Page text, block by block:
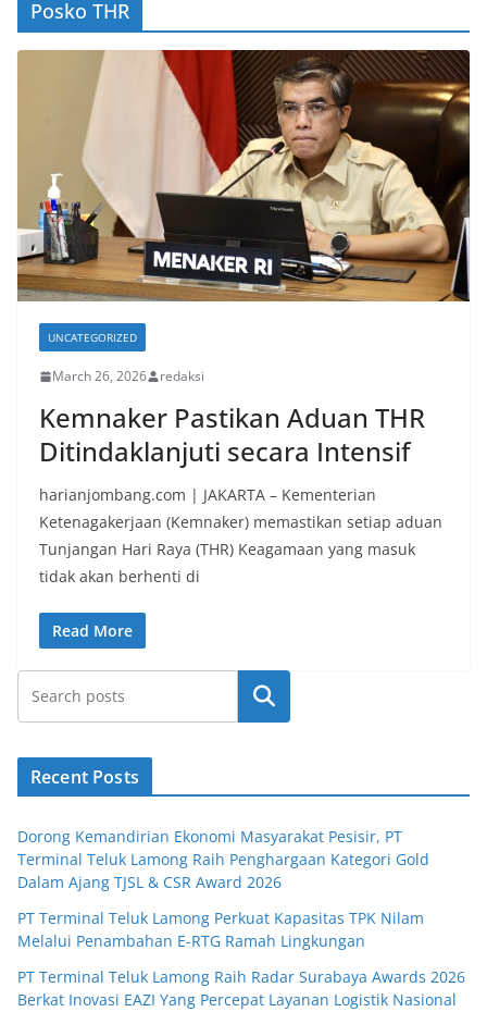
Posko THR
UNCATEGORIZED
March 26, 2026 redaksi
Kemnaker Pastikan Aduan THR
Ditindaklanjuti secara Intensif
harianjombang.com | JAKARTA – Kementerian
Ketenagakerjaan (Kemnaker) memastikan setiap aduan
Tunjangan Hari Raya (THR) Keagamaan yang masuk
tidak akan berhenti di
Read More
Search
Recent Posts
Dorong Kemandirian Ekonomi Masyarakat Pesisir, PT
Terminal Teluk Lamong Raih Penghargaan Kategori Gold
Dalam Ajang TJSL & CSR Award 2026
PT Terminal Teluk Lamong Perkuat Kapasitas TPK Nilam
Melalui Penambahan E-RTG Ramah Lingkungan
PT Terminal Teluk Lamong Raih Radar Surabaya Awards 2026
Berkat Inovasi EAZI Yang Percepat Layanan Logistik Nasional